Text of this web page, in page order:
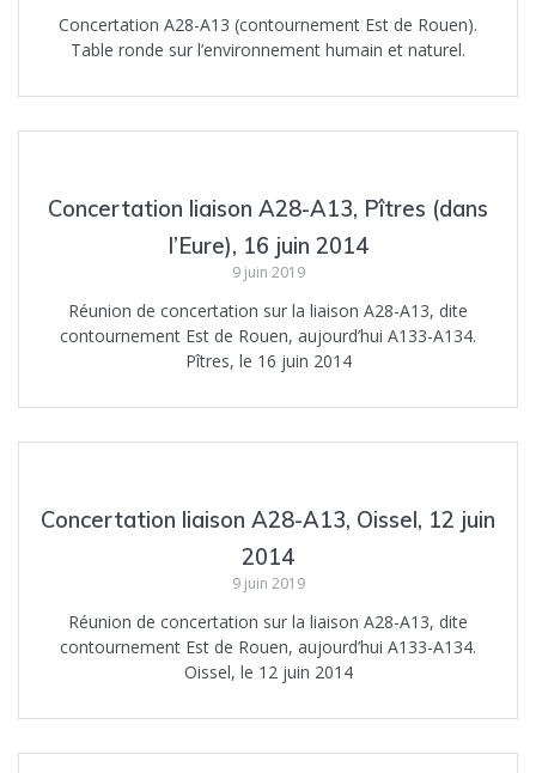
Concertation A28-A13 (contournement Est de Rouen).
Table ronde sur l’environnement humain et naturel.
Concertation liaison A28-A13, Pîtres (dans
l’Eure), 16 juin 2014
9 juin 2019
Réunion de concertation sur la liaison A28-A13, dite
contournement Est de Rouen, aujourd’hui A133-A134.
Pîtres, le 16 juin 2014
Concertation liaison A28-A13, Oissel, 12 juin
2014
9 juin 2019
Réunion de concertation sur la liaison A28-A13, dite
contournement Est de Rouen, aujourd’hui A133-A134.
Oissel, le 12 juin 2014